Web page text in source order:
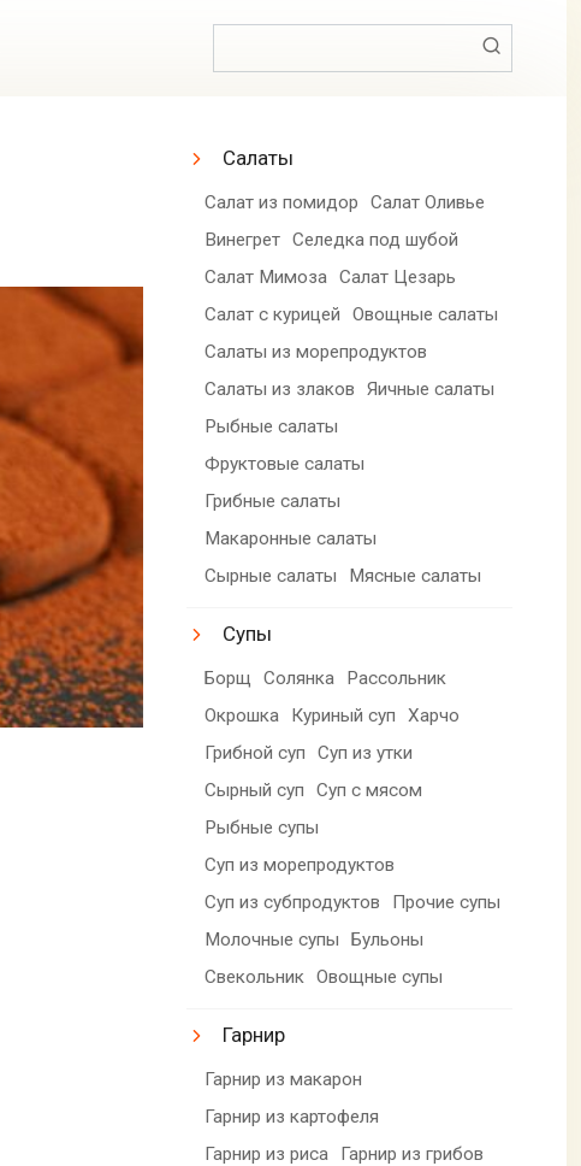
Салаты
Салат из помидор
Салат Оливье
Винегрет Селедка под шубой
Салат Мимоза Салат Цезарь
Салат с курицей
Овощные салаты
Салаты из морепродуктов
Салаты из злаков
Яичные салаты
Рыбные салаты
Фруктовые салаты
Грибные салаты
Макаронные салаты
Сырные салаты
Мясные салаты
Супы
Борщ Солянка
Рассольник
Окрошка
Куриный суп
Харчо
Грибной суп
Суп из утки
Сырный суп
Суп с мясом
Рыбные супы
Суп из морепродуктов
Суп из субпродуктов
Прочие супы
Молочные супы
Бульоны
Свекольник Овощные супы
Гарнир
Гарнир из макарон
Гарнир из картофеля
Гарнир из риса
Гарнир из грибов